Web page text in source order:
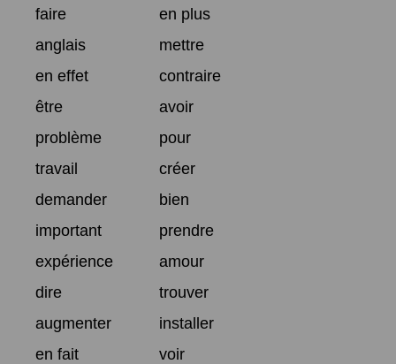
faire
en plus
anglais
mettre
en effet
contraire
être
avoir
problème
pour
travail
créer
demander
bien
important
prendre
expérience
amour
dire
trouver
augmenter
installer
en fait
voir